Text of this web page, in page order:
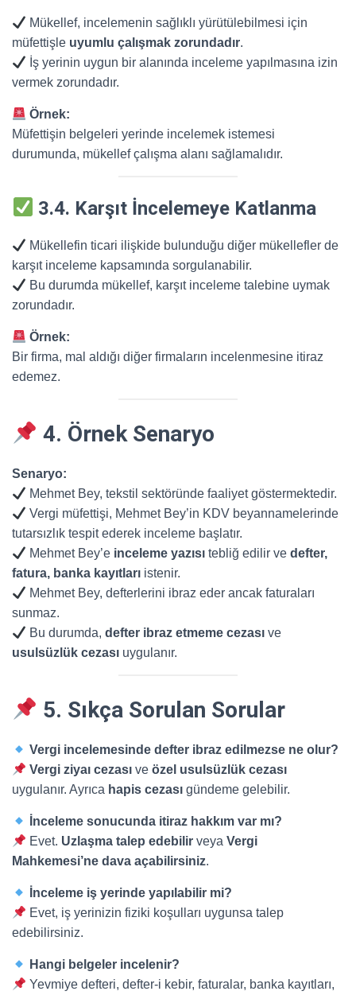
Mükellef, incelemenin sağlıklı yürütülebilmesi için
müfettişle uyumlu çalışmak zorundadır.
İş yerinin uygun bir alanında inceleme yapılmasına izin
vermek zorundadır.
Örnek:
Müfettişin belgeleri yerinde incelemek istemesi
durumunda, mükellef çalışma alanı sağlamalıdır.
3.4. Karşıt İncelemeye Katlanma
Mükellefin ticari ilişkide bulunduğu diğer mükellefler de
karşıt inceleme kapsamında sorgulanabilir.
Bu durumda mükellef, karşıt inceleme talebine uymak
zorundadır.
Örnek:
Bir firma, mal aldığı diğer firmaların incelenmesine itiraz
edemez.
4. Örnek Senaryo
Senaryo:
Mehmet Bey, tekstil sektöründe faaliyet göstermektedir.
Vergi müfettişi, Mehmet Bey’in KDV beyannamelerinde
tutarsızlık tespit ederek inceleme başlatır.
Mehmet Bey’e inceleme yazısı tebliğ edilir vedefter,
fatura, banka kayıtları istenir.
Mehmet Bey, defterlerini ibraz eder ancak faturaları
sunmaz.
Bu durumda,defter ibraz etmeme cezası ve
usulsüzlük cezası uygulanır.
5. Sıkça Sorulan Sorular
Vergi incelemesinde defter ibraz edilmezse ne olur?
Vergi ziyaı cezası veözel usulsüzlük cezası
uygulanır. Ayrıca hapis cezası gündeme gelebilir.
İnceleme sonucunda itiraz hakkım var mı?
Evet. Uzlaşma talep edebilir veyaVergi
Mahkemesi’ne dava açabilirsiniz.
İnceleme iş yerinde yapılabilir mi?
Evet, iş yerinizin fiziki koşulları uygunsa talep
edebilirsiniz.
Hangi belgeler incelenir?
Yevmiye defteri, defter-i kebir, faturalar, banka kayıtları,